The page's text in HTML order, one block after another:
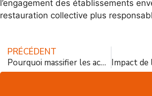
l’engagement des établissements
restauration collective plus
PRÉCÉDENT
Pourquoi massifier les achats en restauration collective réduit vos coûts ?